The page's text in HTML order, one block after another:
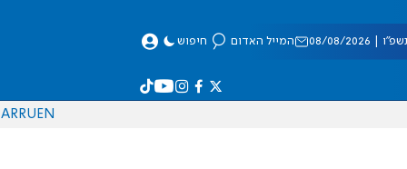
08/2026 המייל האדום חיפוש
EN
RU
AR